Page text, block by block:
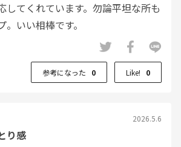
してくれています。勿論平坦な所も
。いい相棒です。
参考になった 0 Like! 0
2026.5.6
り感